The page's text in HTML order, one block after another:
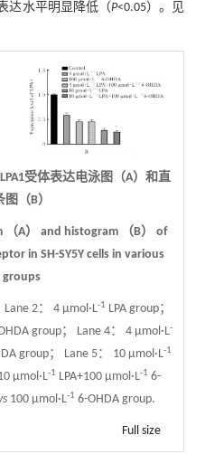
达水平明显降低（P<0.05）。见
受体表达电泳图（A）和直
图（B）
（A） and histogram （B） of
in SH-SY5Y cells in various
groups
2： 4 μmol·L-1 LPA group；
group； Lane 4： 4 μmol·L-
group； Lane 5： 10 μmol·L-1
μmol·L-1 LPA+100 μmol·L-1 6-
100 μmol·L-1 6-OHDA group.
Full size